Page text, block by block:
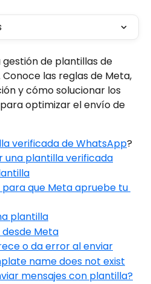
de plantillas de
las reglas de Meta,
y cómo solucionar los
optimizar el envío de
verificada de WhatsApp?
una plantilla verificada
que Meta apruebe tu
plantilla
Meta
o da error al enviar
name does not exist
mensajes con plantilla?